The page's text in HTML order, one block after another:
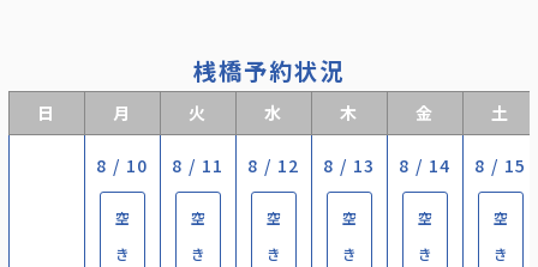
桟橋予約状況
日 月 火 水 木 金 土
8 / 10
空
き
8 / 11
空
き
8 / 12
空
き
8 / 13
空
き
8 / 14
空
き
8 / 15
空
き